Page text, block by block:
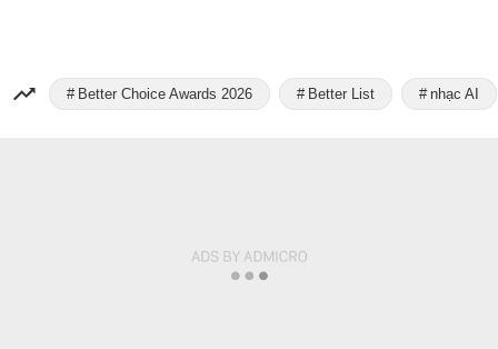
Better Choice Awards 2026 Better List nhạc AI